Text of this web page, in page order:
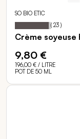
SO BIO ETIC
Notation: 94
% of
( 23 )
Crème soyeuse
9,80 €
196,00 € / LITRE
POT DE 50 ML